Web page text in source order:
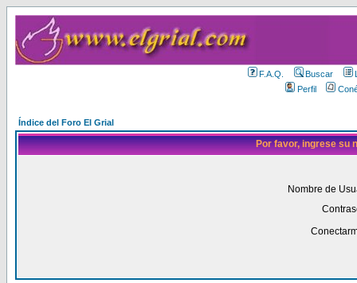
F.A.Q. Buscar
Perfil
Índice del Foro El Grial
Por favor, ingrese su
Nombre de